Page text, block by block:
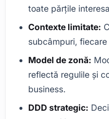
toate părțile
Contexte limitate:
subcâmpuri,
Model de zonă:
reflectă regulile și
business.
DDD strategic: